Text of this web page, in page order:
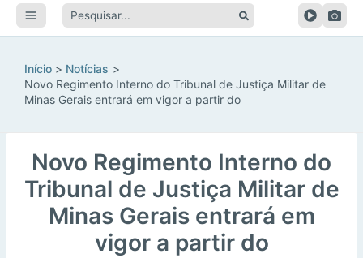
Pesquisar:
Início
Notícias
Novo Regimento Interno do Tribunal de Justiça Militar de
Minas Gerais entrará em vigor a partir do
Novo Regimento Interno do
Tribunal de Justiça Militar de
Minas Gerais entrará em
vigor a partir do